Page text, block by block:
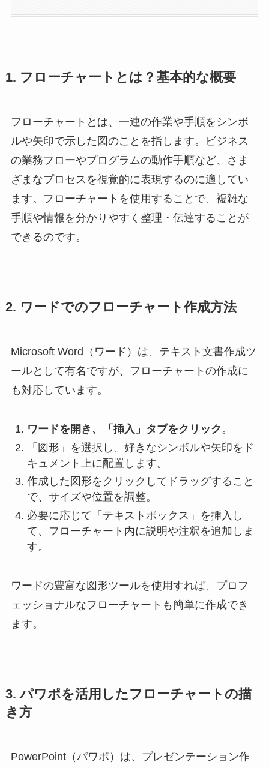
1. フローチャートとは？基本的な概要
フローチャートとは、一連の作業や手順をシンボ
ルや矢印で示した図のことを指します。ビジネス
の業務フローやプログラムの動作手順など、さま
ざまなプロセスを視覚的に表現するのに適してい
ます。フローチャートを使用することで、複雑な
手順や情報を分かりやすく整理・伝達することが
できるのです。
2. ワードでのフローチャート作成方法
Microsoft Word（ワード）は、テキスト文書作成ツ
ールとして有名ですが、フローチャートの作成に
も対応しています。
ワードを開き、「挿入」タブをクリック。
「図形」を選択し、好きなシンボルや矢印をド
キュメント上に配置します。
作成した図形をクリックしてドラッグすること
で、サイズや位置を調整。
必要に応じて「テキストボックス」を挿入し
て、フローチャート内に説明や注釈を追加しま
す。
ワードの豊富な図形ツールを使用すれば、プロフ
ェッショナルなフローチャートも簡単に作成でき
ます。
3. パワポを活用したフローチャートの描
き方
PowerPoint（パワポ）は、プレゼンテーション作